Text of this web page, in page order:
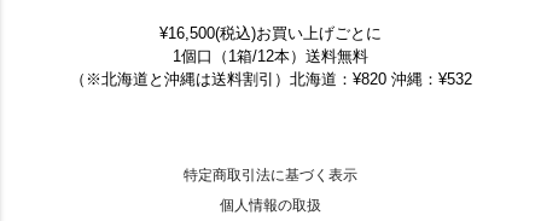
¥16,500(税込)お買い上げごとに
1個口（1箱/12本）送料無料
（※北海道と沖縄は送料割引）北海道：¥820 沖縄：¥532
特定商取引法に基づく表示
個人情報の取扱